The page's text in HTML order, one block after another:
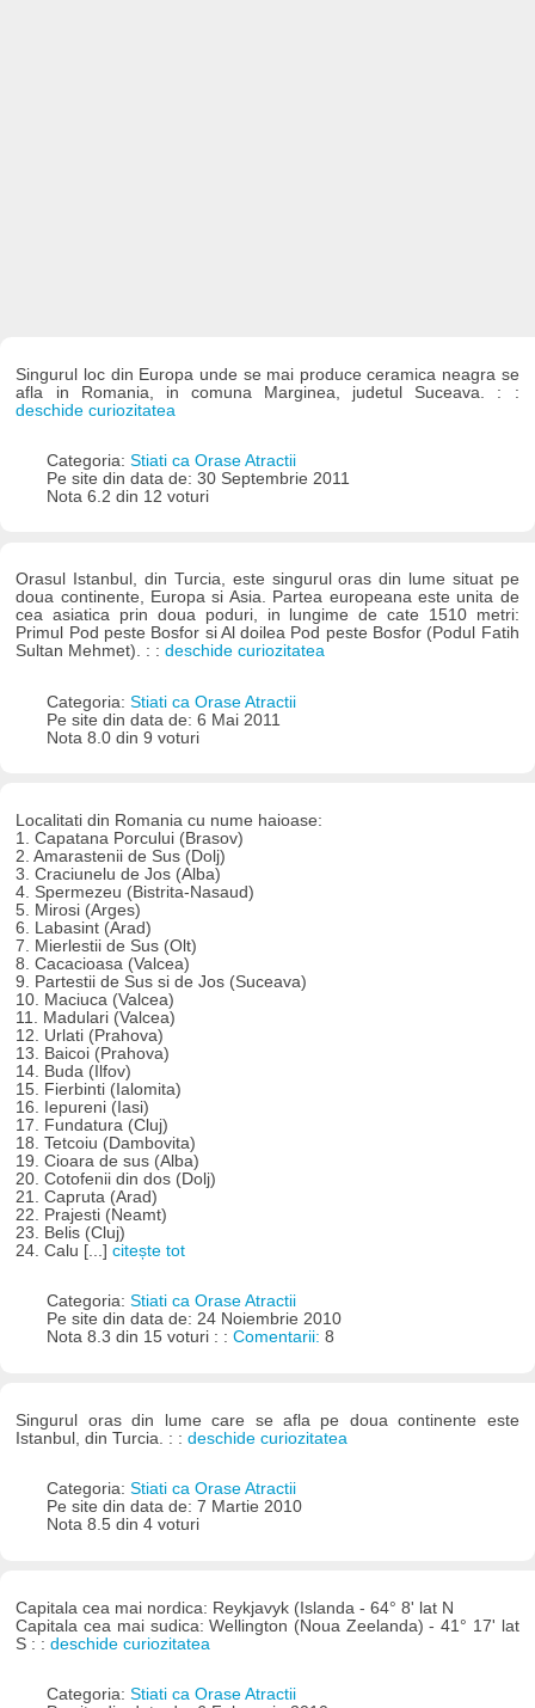
Singurul loc din Europa unde se mai produce ceramica neagra se
afla in Romania, in comuna Marginea, judetul Suceava. : :
deschide curiozitatea
Categoria: Stiati ca Orase Atractii
Pe site din data de: 30 Septembrie 2011
Nota 6.2 din 12 voturi
Orasul Istanbul, din Turcia, este singurul oras din lume situat pe
doua continente, Europa si Asia. Partea europeana este unita de
cea asiatica prin doua poduri, in lungime de cate 1510 metri:
Primul Pod peste Bosfor si Al doilea Pod peste Bosfor (Podul Fatih
Sultan Mehmet). : :deschide curiozitatea
Categoria: Stiati ca Orase Atractii
Pe site din data de: 6 Mai 2011
Nota 8.0 din 9 voturi
Localitati din Romania cu nume haioase:
1. Capatana Porcului (Brasov)
2. Amarastenii de Sus (Dolj)
3. Craciunelu de Jos (Alba)
4. Spermezeu (Bistrita-Nasaud)
5. Mirosi (Arges)
6. Labasint (Arad)
7. Mierlestii de Sus (Olt)
8. Cacacioasa (Valcea)
9. Partestii de Sus si de Jos (Suceava)
10. Maciuca (Valcea)
11. Madulari (Valcea)
12. Urlati (Prahova)
13. Baicoi (Prahova)
14. Buda (Ilfov)
15. Fierbinti (Ialomita)
16. Iepureni (Iasi)
17. Fundatura (Cluj)
18. Tetcoiu (Dambovita)
19. Cioara de sus (Alba)
20. Cotofenii din dos (Dolj)
21. Capruta (Arad)
22. Prajesti (Neamt)
23. Belis (Cluj)
24. Calu [...]citește tot
Categoria: Stiati ca Orase Atractii
Pe site din data de: 24 Noiembrie 2010
Nota 8.3 din 15 voturi : : Comentarii: 8
Singurul oras din lume care se afla pe doua continente este
Istanbul, din Turcia. : :deschide curiozitatea
Categoria: Stiati ca Orase Atractii
Pe site din data de: 7 Martie 2010
Nota 8.5 din 4 voturi
Capitala cea mai nordica: Reykjavyk (Islanda - 64° 8' lat N
Capitala cea mai sudica: Wellington (Noua Zeelanda) - 41° 17' lat
S : :deschide curiozitatea
Categoria: Stiati ca Orase Atractii